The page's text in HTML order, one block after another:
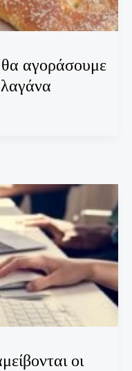
αγοράσουμε
οι